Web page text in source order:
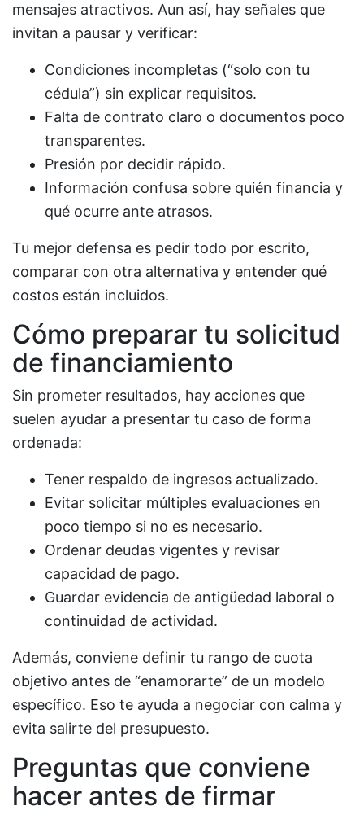
mensajes atractivos. Aun así, hay señales que
invitan a pausar y verificar:
Condiciones incompletas (“solo con tu
cédula”) sin explicar requisitos.
Falta de contrato claro o documentos poco
transparentes.
Presión por decidir rápido.
Información confusa sobre quién financia y
qué ocurre ante atrasos.
Tu mejor defensa es pedir todo por escrito,
comparar con otra alternativa y entender qué
costos están incluidos.
Cómo preparar tu solicitud
de financiamiento
Sin prometer resultados, hay acciones que
suelen ayudar a presentar tu caso de forma
ordenada:
Tener respaldo de ingresos actualizado.
Evitar solicitar múltiples evaluaciones en
poco tiempo si no es necesario.
Ordenar deudas vigentes y revisar
capacidad de pago.
Guardar evidencia de antigüedad laboral o
continuidad de actividad.
Además, conviene definir tu rango de cuota
objetivo antes de “enamorarte” de un modelo
específico. Eso te ayuda a negociar con calma y
evita salirte del presupuesto.
Preguntas que conviene
hacer antes de firmar